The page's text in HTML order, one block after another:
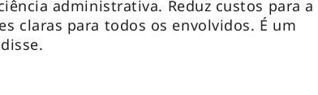
administrativa. Reduz custos para a
claras para todos os envolvidos. É um